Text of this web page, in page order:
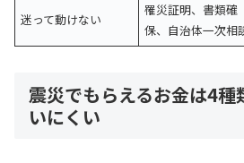
迷って動けない
罹災証明、書類確
保、自治体一次相
震災でもらえるお金は4種
いにくい